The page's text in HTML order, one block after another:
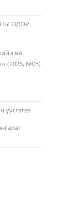
ӨДӨР
өв
(2026, №05)
үүсгэлээ